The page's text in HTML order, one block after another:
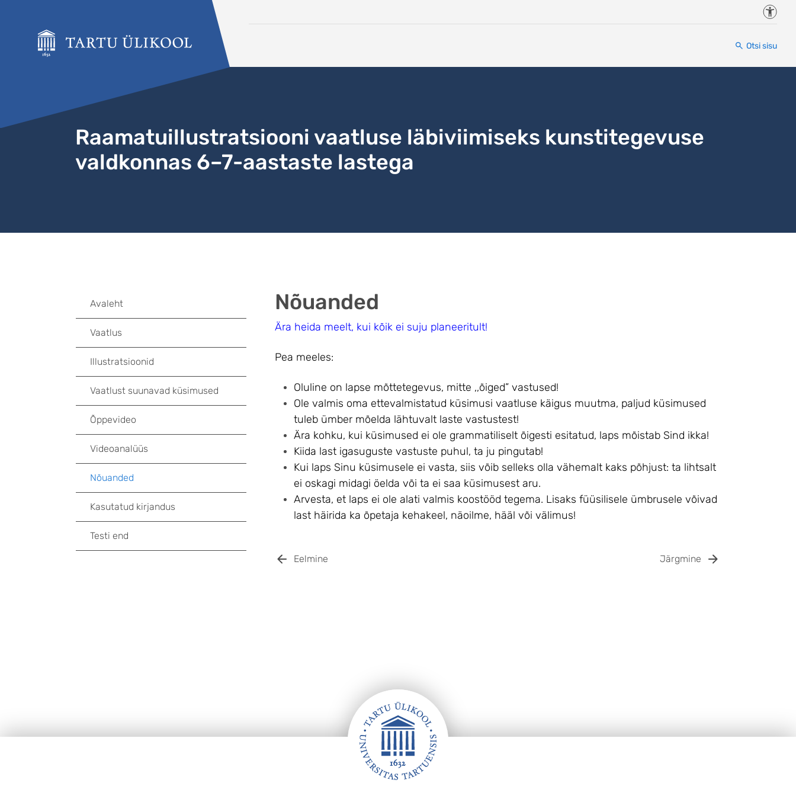
Otsi sisu
Raamatuillustratsiooni vaatluse läbiviimiseks kunstitegevuse
valdkonnas 6–7-aastaste lastega
Nõuanded
Ära heida meelt, kui kõik ei suju planeeritult!
Pea meeles:
Oluline on lapse mõttetegevus, mitte ,,õiged” vastused!
Ole valmis oma ettevalmistatud küsimusi vaatluse käigus muutma, paljud küsimused
tuleb ümber mõelda lähtuvalt laste vastustest!
Ära kohku, kui küsimused ei ole grammatiliselt õigesti esitatud, laps mõistab Sind ikka!
Kiida last igasuguste vastuste puhul, ta ju pingutab!
Kui laps Sinu küsimusele ei vasta, siis võib selleks olla vähemalt kaks põhjust: ta lihtsalt
ei oskagi midagi öelda või ta ei saa küsimusest aru.
Arvesta, et laps ei ole alati valmis koostööd tegema. Lisaks füüsilisele ümbrusele võivad
last häirida ka õpetaja kehakeel, näoilme, hääl või välimus!
Eelmine Järgmine
Avaleht
Vaatlus
Illustratsioonid
Vaatlust suunavad küsimused
Õppevideo
Videoanalüüs
Nõuanded
Kasutatud kirjandus
Testi end